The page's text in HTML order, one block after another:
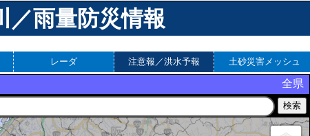
／雨量防災情報
レーダ 注意報／洪水予報 土砂災害メッシュ
全県